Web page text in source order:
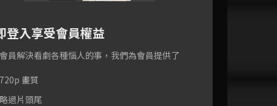
招！代高政的交換條
語出驚人！代高政揚言要搶姪
言功能！
登入享受會員權益
員解決看劇各種惱人的事，我們為會員提供了
720p 畫質
略過片頭尾